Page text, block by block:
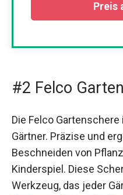
Preis
#2 Felco
Die Felco
Gärtner. Präzise und
Beschneiden von
Kinderspiel. Diese
Werkzeug, das jeder